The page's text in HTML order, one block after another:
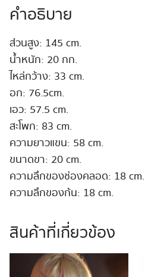
145cm
B-
Cup
#Yuna
ชิ้น
คำอธิบาย
ส่วนสูง: 145 cm.
น้ำหนัก: 20 กก.
ไหล่กว้าง: 33 cm.
อก: 76.5cm.
เอว: 57.5 cm.
สะโพก: 83 cm.
ความยาวแขน: 58 cm.
ขนาดขา: 20 cm.
ความลึกของช่องคลอด: 18 cm.
ความลึกของก้น: 18 cm.
สินค้าที่เกี่ยวข้อง